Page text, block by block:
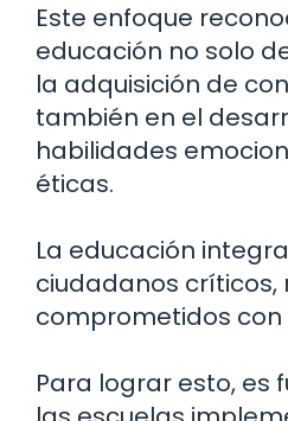
Este enfoque
educación no solo
la adquisición de
también en el
habilidades
éticas.
La educación
ciudadanos críticos,
comprometidos con
Para lograr esto, es